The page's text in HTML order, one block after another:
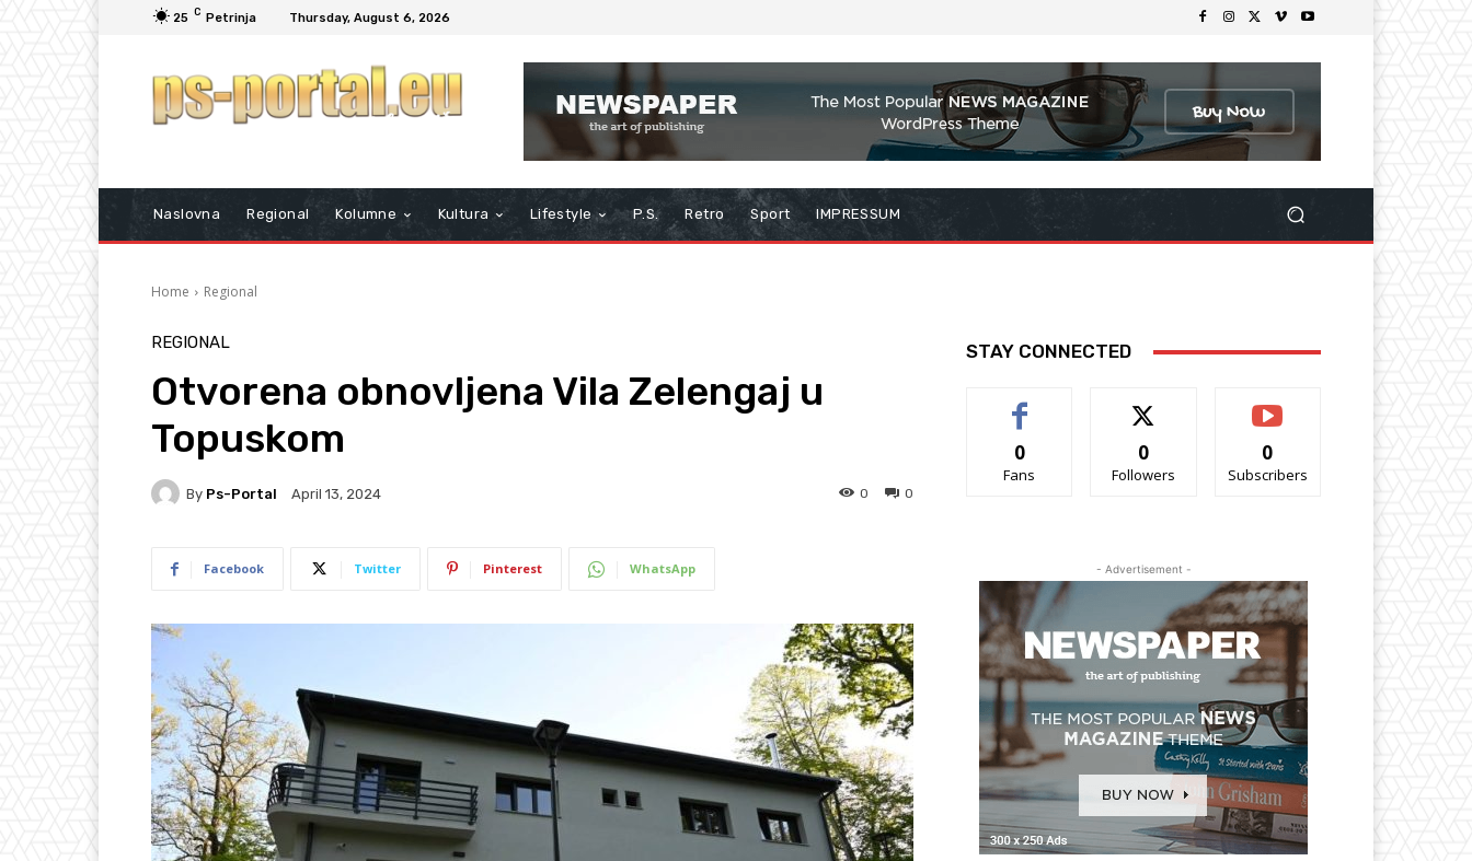
25 C Petrinja Thursday, August 6, 2026
Naslovna Regional Kolumne Kultura Lifestyle P.S. Retro Sport IMPRESSUM
Home Regional
REGIONAL
Otvorena obnovljena Vila Zelengaj u
Topuskom
By Ps-Portal April 13, 2024 0
0
Facebook Twitter Pinterest WhatsApp
STAY CONNECTED
0
Fans
0
Followers
0
Subscribers
- Advertisement -